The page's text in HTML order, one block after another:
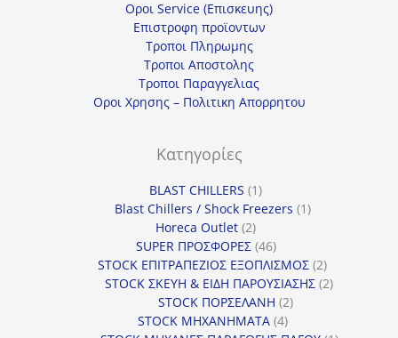
Οροι Service (Επισκευης)
Επιστροφη προϊοντων
Τροποι Πληρωμης
Τροποι Αποστολης
Τροποι Παραγγελιας
Οροι Χρησης – Πολιτικη Απορρητου
Κατηγορίες
BLAST CHILLERS 11
προϊόν
Blast Chillers / Shock Freezers 11
Horeca Outlet 22
προϊόντα
SUPER ΠΡΟΣΦΟΡΕΣ 4646
προϊόντα
STOCK ΕΠΙΤΡΑΠΕΖΙΟΣ ΕΞΟΠΛΙΣΜΟΣ 22
προϊόντα
STOCK ΣΚΕΥΗ & ΕΙΔΗ ΠΑΡΟΥΣΙΑΣΗΣ 22
STOCK ΠΟΡΣΕΛΑΝΗ 22
STOCK ΜΗΧΑΝΗΜΑΤΑ 44